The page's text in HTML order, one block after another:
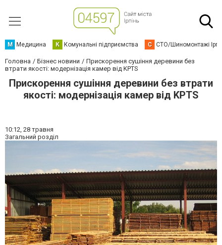
М Медицина К Комунальні підприємства С СТО/Шиномонтажі
Головна Бізнес новини
Прискорення сушіння деревини без
втрати якості: модернізація камер від KPTS
Прискорення сушіння деревини без втрати
якості: модернізація камер від KPTS
10:12, 28 травня
Загальний розділ